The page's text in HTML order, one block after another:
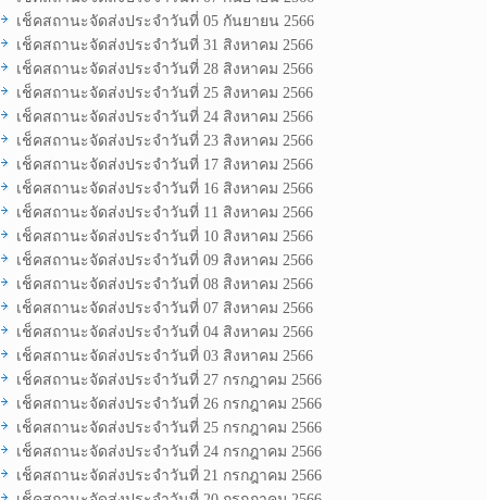
เช็คสถานะจัดส่งประจำวันที่ 05 กันยายน 2566
เช็คสถานะจัดส่งประจำวันที่ 31 สิงหาคม 2566
เช็คสถานะจัดส่งประจำวันที่ 28 สิงหาคม 2566
เช็คสถานะจัดส่งประจำวันที่ 25 สิงหาคม 2566
เช็คสถานะจัดส่งประจำวันที่ 24 สิงหาคม 2566
เช็คสถานะจัดส่งประจำวันที่ 23 สิงหาคม 2566
เช็คสถานะจัดส่งประจำวันที่ 17 สิงหาคม 2566
เช็คสถานะจัดส่งประจำวันที่ 16 สิงหาคม 2566
เช็คสถานะจัดส่งประจำวันที่ 11 สิงหาคม 2566
เช็คสถานะจัดส่งประจำวันที่ 10 สิงหาคม 2566
เช็คสถานะจัดส่งประจำวันที่ 09 สิงหาคม 2566
เช็คสถานะจัดส่งประจำวันที่ 08 สิงหาคม 2566
เช็คสถานะจัดส่งประจำวันที่ 07 สิงหาคม 2566
เช็คสถานะจัดส่งประจำวันที่ 04 สิงหาคม 2566
เช็คสถานะจัดส่งประจำวันที่ 03 สิงหาคม 2566
เช็คสถานะจัดส่งประจำวันที่ 27 กรกฎาคม 2566
เช็คสถานะจัดส่งประจำวันที่ 26 กรกฎาคม 2566
เช็คสถานะจัดส่งประจำวันที่ 25 กรกฎาคม 2566
เช็คสถานะจัดส่งประจำวันที่ 24 กรกฎาคม 2566
เช็คสถานะจัดส่งประจำวันที่ 21 กรกฎาคม 2566